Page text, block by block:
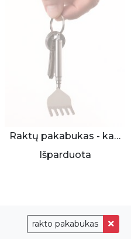
rakto pakabukas
Raktų pakabukas - kasyklė
Išparduota